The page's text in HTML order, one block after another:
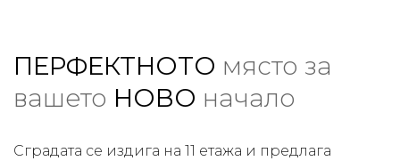
ПЕРФЕКТНОТО място за
вашето НОВО начало
Сградата се издига на 11 етажа и предлага